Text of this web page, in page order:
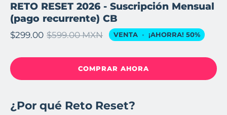
RETO RESET 2026 - Suscripción Mensual
(pago recurrente) CB
$299.00 $599.00 MXN VENTA • ¡AHORRA! 50%
COMPRAR AHORA
¿Por qué Reto Reset?